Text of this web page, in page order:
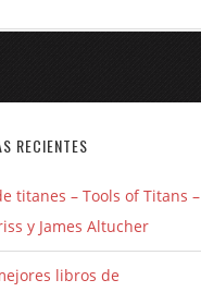
RECIENTES
titanes – Tools of Titans –
y James Altucher
libros de